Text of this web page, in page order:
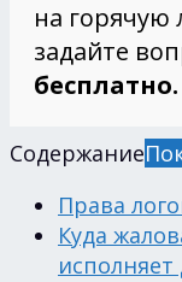
на
задайте
бесплатно.
Содержание
Права
Куда